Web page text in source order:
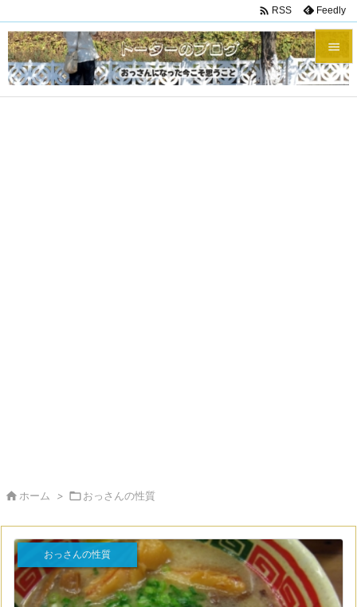


メニュ
 RSS Feedly
 ホーム > おっさんの性質
おっさんの性質